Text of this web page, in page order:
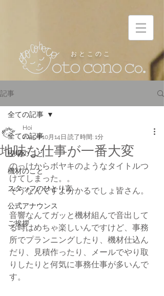
お と こ の こ
記事
全ての記事
現場のこと
機材のこと
スタッフのひとり言
公式アナウンス
ご挨拶
全ての記事
地味な仕事が一番大変
Hoi
2025年10月14日 読了時間: 1分
のっけからボヤキのようなタイトルつ
けてしまった。。
そうなんですよ分かるでしょ皆さん。
音響なんてガッと機材組んで音出して
る時はめちゃ楽しいんですけど、事務
所でプランニングしたり、機材仕込ん
だり、見積作ったり、メールでやり取
りしたりと何気に事務仕事が多いんで
す。